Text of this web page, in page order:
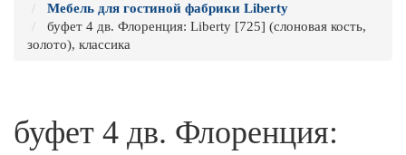
Мебель для гостиной фабрики Liberty
буфет 4 дв. Флоренция: Liberty [725] (слоновая кость,
золото), классика
буфет 4 дв. Флоренция: